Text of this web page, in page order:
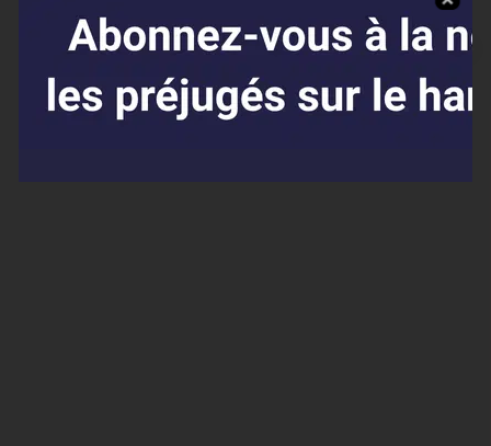
Affaires sensibles